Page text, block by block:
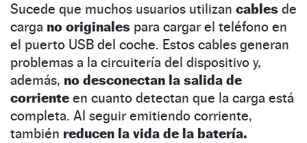
Sucede que muchos usuarios utilizan cables de
carga no originales para cargar el teléfono en
el puerto USB del coche. Estos cables generan
problemas a la circuitería del dispositivo y,
además, no desconectan la salida de
corriente en cuanto detectan que la carga está
completa. Al seguir emitiendo corriente,
también reducen la vida de la batería.